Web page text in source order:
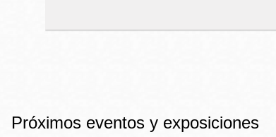
Excelsior
Próximos eventos y exposiciones